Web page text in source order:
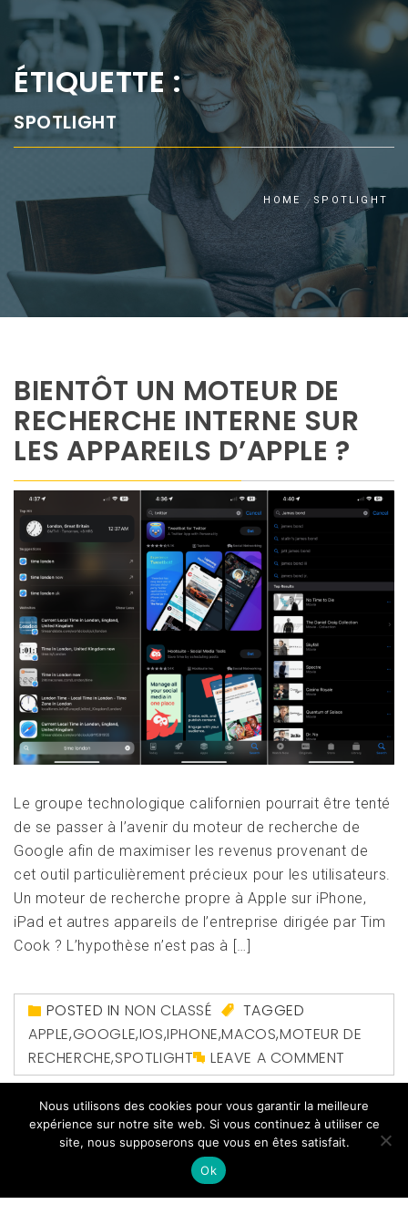
ÉTIQUETTE :
SPOTLIGHT
HOME SPOTLIGHT
BIENTÔT UN MOTEUR DE
RECHERCHE INTERNE SUR
LES APPAREILS D’APPLE ?
Le groupe technologique californien pourrait être tenté
de se passer à l’avenir du moteur de recherche de
Google afin de maximiser les revenus provenant de
cet outil particulièrement précieux pour les utilisateurs.
Un moteur de recherche propre à Apple sur iPhone,
iPad et autres appareils de l’entreprise dirigée par Tim
Cook ? L’hypothèse n’est pas à […]
POSTED IN NON CLASSÉ
TAGGED
APPLE,GOOGLE,IOS,IPHONE,MACOS,MOTEUR DE
RECHERCHE,SPOTLIGHT LEAVE A COMMENT
Nous utilisons des cookies pour vous garantir la meilleure
expérience sur notre site web. Si vous continuez à utiliser ce
site, nous supposerons que vous en êtes satisfait.
Ok